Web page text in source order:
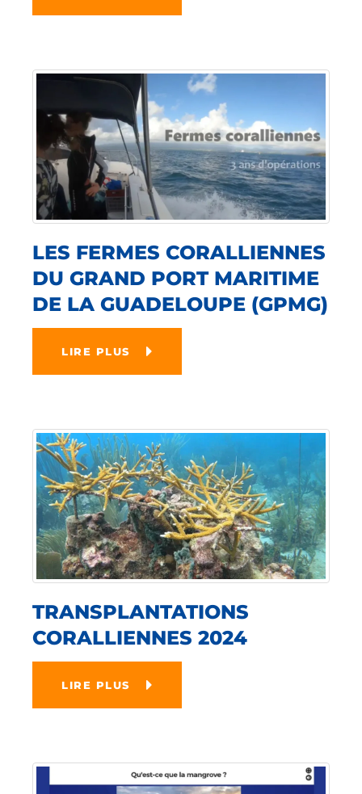
LES FERMES CORALLIENNES
DU GRAND PORT MARITIME
DE LA GUADELOUPE (GPMG)
LIRE PLUS
TRANSPLANTATIONS
CORALLIENNES 2024
LIRE PLUS